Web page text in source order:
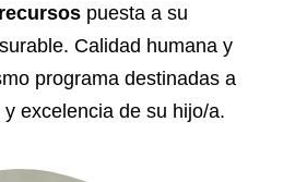
s puesta a su
Calidad humana y
programa destinadas a
excelencia de su hijo/a.